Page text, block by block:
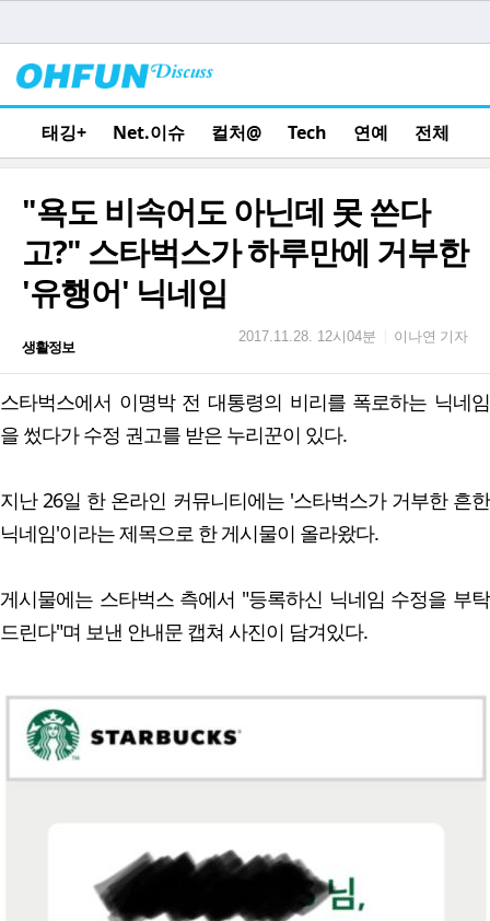
태깅+ Net.이슈 컬처@ Tech 연예 전체
"욕도 비속어도 아닌데 못 쓴다
고?" 스타벅스가 하루만에 거부한
'유행어' 닉네임
생활정보
2017.11.28. 12시04분 이나연 기자
스타벅스에서 이명박 전 대통령의 비리를 폭로하는 닉네임
을 썼다가 수정 권고를 받은 누리꾼이 있다.
지난 26일 한 온라인 커뮤니티에는 '스타벅스가 거부한 흔한
닉네임'이라는 제목으로 한 게시물이 올라왔다.
게시물에는 스타벅스 측에서 "등록하신 닉네임 수정을 부탁
드린다"며 보낸 안내문 캡쳐 사진이 담겨있다.